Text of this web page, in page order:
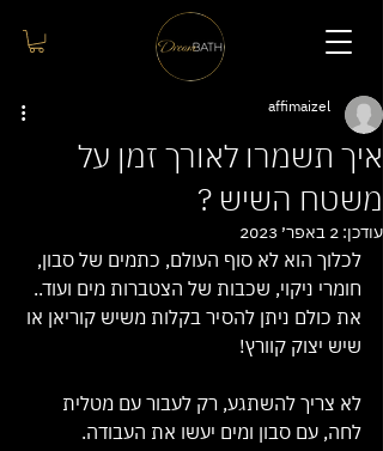
איך תשמרו לאורך זמן על
משטח השיש ?
affimaizel
עודכן: 2 באפר׳ 2023
לכלוך הוא לא סוף העולם, כתמים של סבון,
חומרי ניקוי, שכבות של הצטברות מים ועוד..
את כולם ניתן להסיר בקלות משיש קוריאן או
שיש יצוק קוורץ!
לא צריך להשתגע, רק לעבור עם מטלית
לחה, עם סבון ומים יעשו את העבודה.